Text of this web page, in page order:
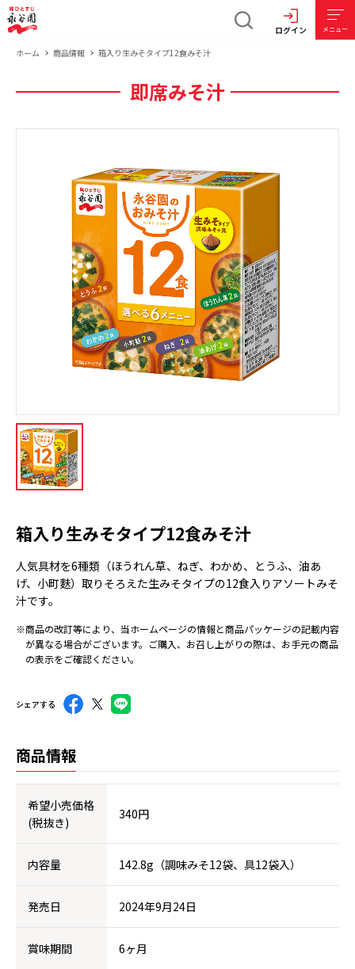
ログイン メニュー
ホーム 商品情報 箱入り生みそタイプ12食みそ汁
即席みそ汁
箱入り生みそタイプ12食みそ汁
人気具材を6種類（ほうれん草、ねぎ、わかめ、とうふ、油あ
げ、小町麩）取りそろえた生みそタイプの12食入りアソートみそ
汁です。
※商品の改訂等により、当ホームページの情報と商品パッケージの記載内容
が異なる場合がございます。ご購入、お召し上がりの際は、お手元の商品
の表示をご確認ください。
シェアする
商品情報
希望小売価格
(税抜き)
340円
内容量 142.8g（調味みそ12袋、具12袋入）
発売日 2024年9月24日
賞味期間 6ヶ月